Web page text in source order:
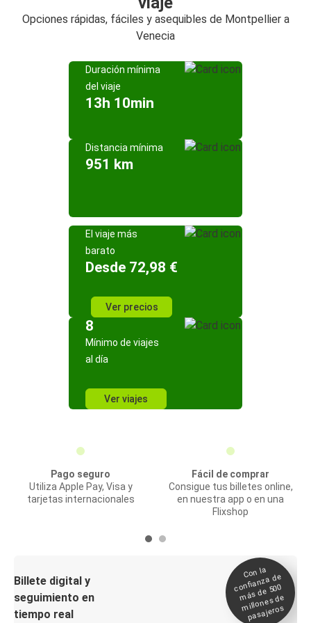
Opciones rápidas, fáciles y asequibles de Montpellier a
Venecia
Duración mínima
del viaje
13h 10min
Distancia mínima
951 km
El viaje más
barato
Desde 72,98 €
Ver precios
8
Mínimo de viajes
al día
Ver viajes
Pago seguro
Utiliza Apple Pay, Visa y
tarjetas internacionales
Fácil de comprar
Consigue tus billetes online,
en nuestra app o en una
Flixshop
Billete digital y
seguimiento en
tiempo real
Con la
confianza de
más de 500
millones de
pasajeros